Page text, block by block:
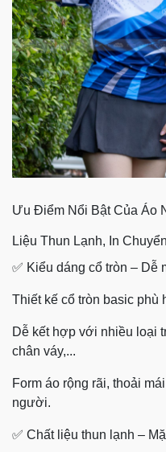
Ưu Điểm Nổi Bật Của Áo
Liệu Thun Lạnh, In
✅ Kiểu dáng cổ tròn – Dễ
Thiết kế cổ tròn basic phù
Dễ kết hợp với nhiều loại
chân váy,...
Form áo rộng rãi, thoải
người.
✅ Chất liệu thun lạnh –